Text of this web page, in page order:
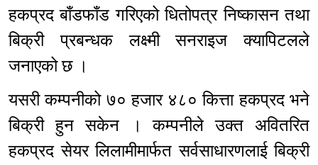
हकप्रद बाँडफाँड गरिएको धितोपत्र निष्कासन तथा
बिक्री प्रबन्धक लक्ष्मी सनराइज क्यापिटलले
जनाएको छ ।
यसरी कम्पनीको ७० हजार ४८० कित्ता हकप्रद भने
बिक्री हुन सकेन । कम्पनीले उक्त अवितरित
हकप्रद सेयर लिलामीमार्फत सर्वसाधारणलाई बिक्री